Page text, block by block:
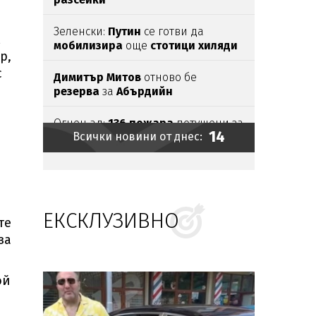
Зеленски: Путин се готви да
мобилизира още стотици хиляди
Димитър Митов отново бе
резерва за Абърдийн
Огнен ад:136 пожарапотушени за
денонощие, 1 епострадал
Красиви имена празнуват
денна 9 август
Косово: Депутатка замери
премиера
Курти сяйца
Иранскиятпрезидент: Искаме
Всички новини от днес: 14
ЕКСКЛУЗИВНО